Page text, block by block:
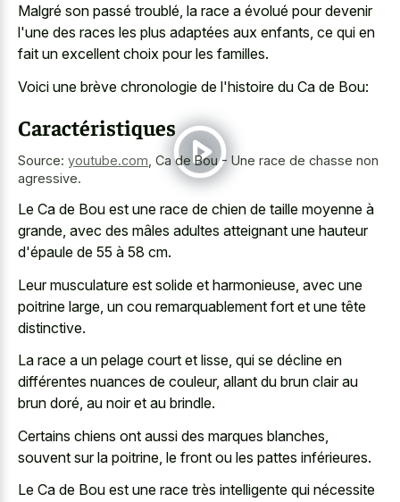
Malgré son passé troublé, la race a évolué pour devenir
l'une des races les plus adaptées aux enfants, ce qui en
fait un excellent choix pour les familles.
Voici une brève chronologie de l'histoire du Ca de Bou:
Caractéristiques
Source: youtube.com Ca de Bou - Une race de chasse non
agressive.
Le Ca de Bou est une race de chien de taille moyenne à
grande, avec des mâles adultes atteignant une hauteur
d'épaule de 55 à 58 cm.
Leur musculature est solide et harmonieuse, avec une
poitrine large, un cou remarquablement fort et une tête
distinctive.
La race a un pelage court et lisse, qui se décline en
différentes nuances de couleur, allant du brun clair au
brun doré, au noir et au brindle.
Certains chiens ont aussi des marques blanches,
souvent sur la poitrine, le front ou les pattes inférieures.
Le Ca de Bou est une race très intelligente qui nécessite